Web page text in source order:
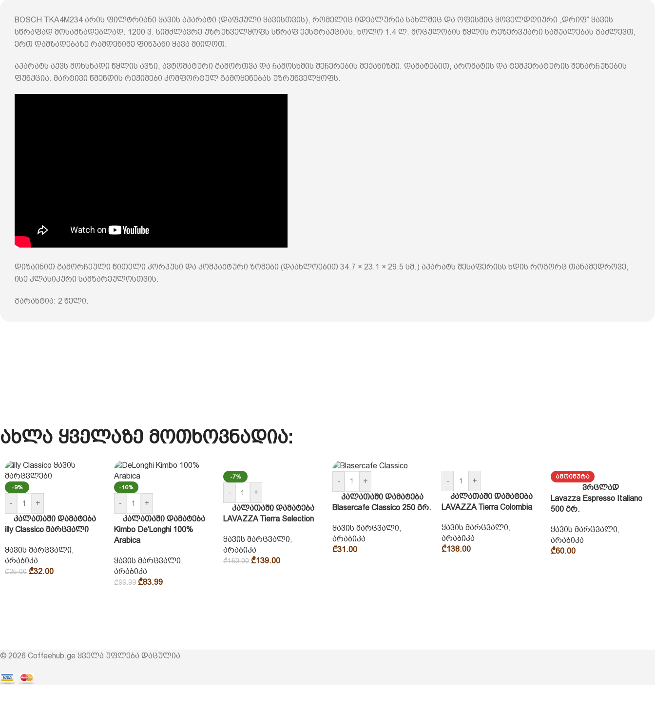
BOSCH TKA4M234 არის ფილტრიანი ყავის აპარატი (დაფქული ყავისთვის), რომელიც იდეალურია სახლშიც და ოფისშიც ყოველდღიური „დრიფ“ ყავის
სწრაფად მოსამზადებლად. 1200 ვ. სიმძლავრე უზრუნველყოფს სწრაფ ექსტრაქციას, ხოლო 1.4 ლ. მოცულობის წყლის რეზერვუარი საშუალებას გაძლევთ,
ერთ დამზადებაზე რამდენიმე ფინჯანი ყავა მიიღოთ.
აპარატს აქვს მოხსნადი წყლის ავზი, ავტომატური გამორთვა და ჩამოსხმის შეჩერების მექანიზმი. დამატებით, არომატის და ტემპერატურის შენარჩუნების
ფუნქცია. მარტივი წმენდის რეჟიმები კომფორტულ გამოყენებას უზრუნველყოფს.
დიზაინით გამორჩეული წითელი კორპუსი და კომპაქტური ზომები (დაახლოებით 34.7 × 23.1 × 29.5 სმ.) აპარატს შესაფერისს ხდის როგორც თანამედროვე,
ისე კლასიკური სამზარეულოსთვის.
გარანტია: 2 წელი.
ახლა ყველაზე მოთხოვნადია:
-9%
-
+
კალათაში დამატება
illy Classico მარცვალი
ყავის მარცვალი,
არაბიკა
₾35.00 ₾32.00
-16%
-
+
კალათაში დამატება
Kimbo De’Longhi 100%
Arabica
ყავის მარცვალი,
არაბიკა
₾99.99 ₾83.99
-7%
-
+
კალათაში დამატება
LAVAZZA Tierra Selection
ყავის მარცვალი,
არაბიკა
₾150.00 ₾139.00
-
+
კალათაში დამატება
Blasercafe Classico 250 გრ.
ყავის მარცვალი,
არაბიკა
₾31.00
-
+
კალათაში დამატება
LAVAZZA Tierra Colombia
ყავის მარცვალი,
არაბიკა
₾138.00
ᲐᲛᲝᲘᲬᲣᲠᲐ
ვრცლად
Lavazza Espresso Italiano
500 გრ.
ყავის მარცვალი,
არაბიკა
₾60.00
© 2026 Coffeehub.ge ყველა უფლება დაცულია